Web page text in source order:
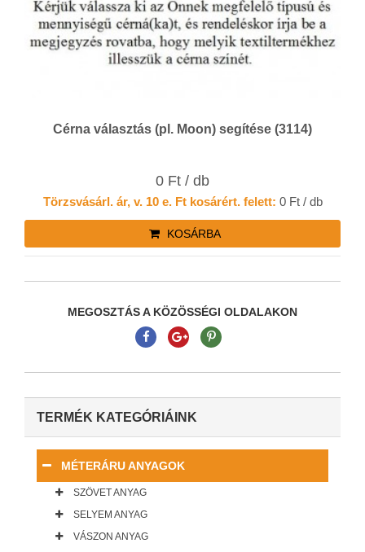
Cérna választás (pl. Moon) segítése (3114)
0 Ft / db
Törzsvásárl. ár, v. 10 e. Ft kosárért. felett: 0 Ft / db
KOSÁRBA
MEGOSZTÁS A KÖZÖSSÉGI OLDALAKON
TERMÉK KATEGÓRIÁINK
MÉTERÁRU ANYAGOK
SZÖVET ANYAG
SELYEM ANYAG
VÁSZON ANYAG